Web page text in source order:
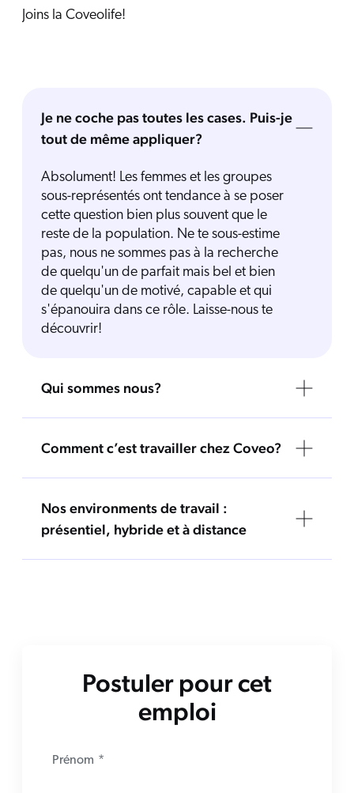
Joins la Coveolife!
Je ne coche pas toutes les cases. Puis-je
tout de même appliquer?
Absolument! Les femmes et les groupes
sous-représentés ont tendance à se poser
cette question bien plus souvent que le
reste de la population. Ne te sous-estime
pas, nous ne sommes pas à la recherche
de quelqu'un de parfait mais bel et bien
de quelqu'un de motivé, capable et qui
s'épanouira dans ce rôle. Laisse-nous te
découvrir!
Qui sommes nous?
Comment c’est travailler chez Coveo?
Nos environments de travail :
présentiel, hybride et à distance
Postuler pour cet
emploi
Prénom *